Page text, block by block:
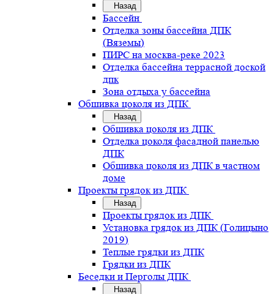
Назад
Бассейн
Отделка зоны бассейна ДПК
(Вяземы)
ПИРС на москва-реке 2023
Отделка бассейна террасной доской
дпк
Зона отдыха у бассейна
Обшивка цоколя из ДПК
Назад
Обшивка цоколя из ДПК
Отделка цоколя фасадной панелью
ДПК
Обшивка цоколя из ДПК в частном
доме
Проекты грядок из ДПК
Назад
Проекты грядок из ДПК
Установка грядок из ДПК (Голицыно
2019)
Теплые грядки из ДПК
Грядки из ДПК
Беседки и Перголы ДПК
Назад